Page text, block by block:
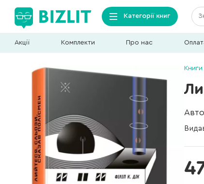
Категорії книг
Акції Комплекти Про нас
Книги